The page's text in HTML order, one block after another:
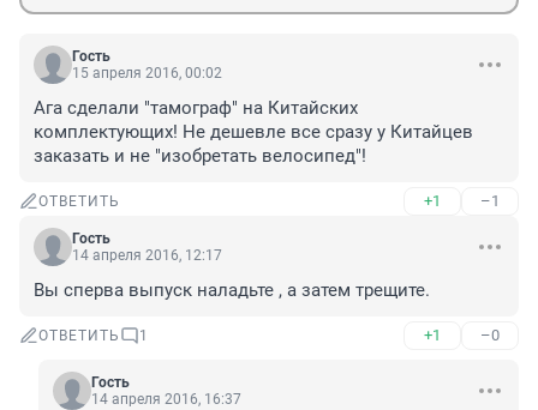
Гость
15 апреля 2016, 00:02
Ага сделали "тамограф" на Китайских
комплектующих! Не дешевле все сразу у Китайцев
заказать и не "изобретать велосипед"!
ОТВЕТИТЬ +1 –1
Гость
14 апреля 2016, 12:17
Вы сперва выпуск наладьте , а затем трещите.
ОТВЕТИТЬ 1 +1 –0
Гость
14 апреля 2016, 16:37